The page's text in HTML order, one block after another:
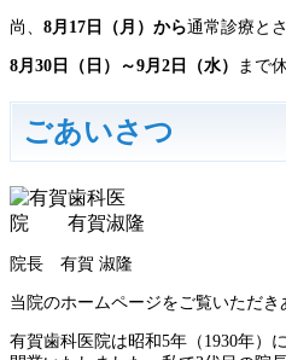
尚、 8月17日（月）から通常診療と
8月30日（日）～9月2日（水） まで
ごあいさつ
院長 有賀 淑隆
当院のホームページをご覧いただき
有賀歯科医院は昭和5年（1930年）